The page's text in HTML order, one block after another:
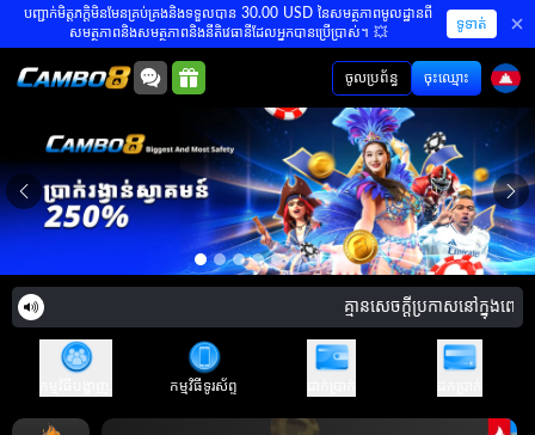
បញ្ជាក់មិត្តភក្តិមិនមែនគ្រប់គ្រងនិងទទួលបាន 30.00 USD នៃសមត្ថភាពមូលដ្ឋានពី
សមត្ថភាពនិងសមត្ថភាពនិងនីតិវេធានីដែលអ្នកបានប្រើប្រាស់។ 💥
ទូទាត់
ចុះឈ្មោះ
ចូលប្រព័ន្ធ
គ្មានសេចក្តីប្រកាសនៅក្នុងពេលឥ
កម្មវិធីទូរស័ព្ទ